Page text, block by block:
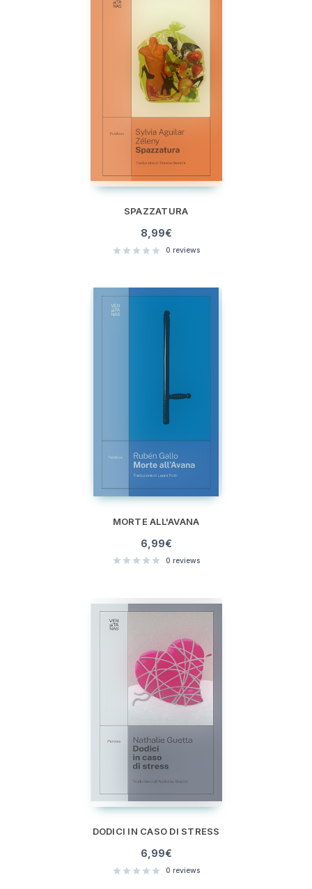
SPAZZATURA
8,99€
0 reviews
MORTE ALL'AVANA
6,99€
0 reviews
DODICI IN CASO DI STRESS
6,99€
0 reviews